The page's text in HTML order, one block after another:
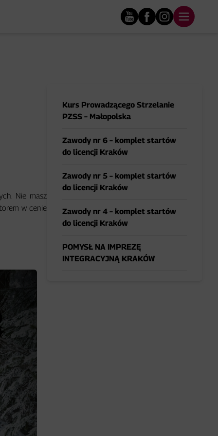
Nie masz
w cenie
Kurs Prowadzącego Strzelanie
PZSS – Małopolska
Zawody nr 6 – komplet startów
do licencji Kraków
Zawody nr 5 – komplet startów
do licencji Kraków
Zawody nr 4 – komplet startów
do licencji Kraków
POMYSŁ NA IMPREZĘ
INTEGRACYJNĄ KRAKÓW